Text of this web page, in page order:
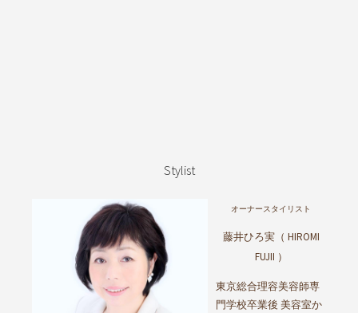
Stylist
オーナースタイリスト
藤井ひろ実（ HIROMI
FUJII ）
東京総合理容美容師専
門学校卒業後 美容室か